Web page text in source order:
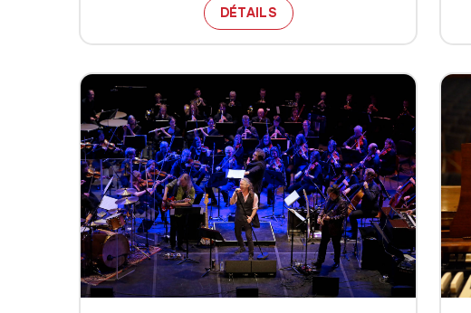
DÉTAILSLE PALAIS MONTCALM –